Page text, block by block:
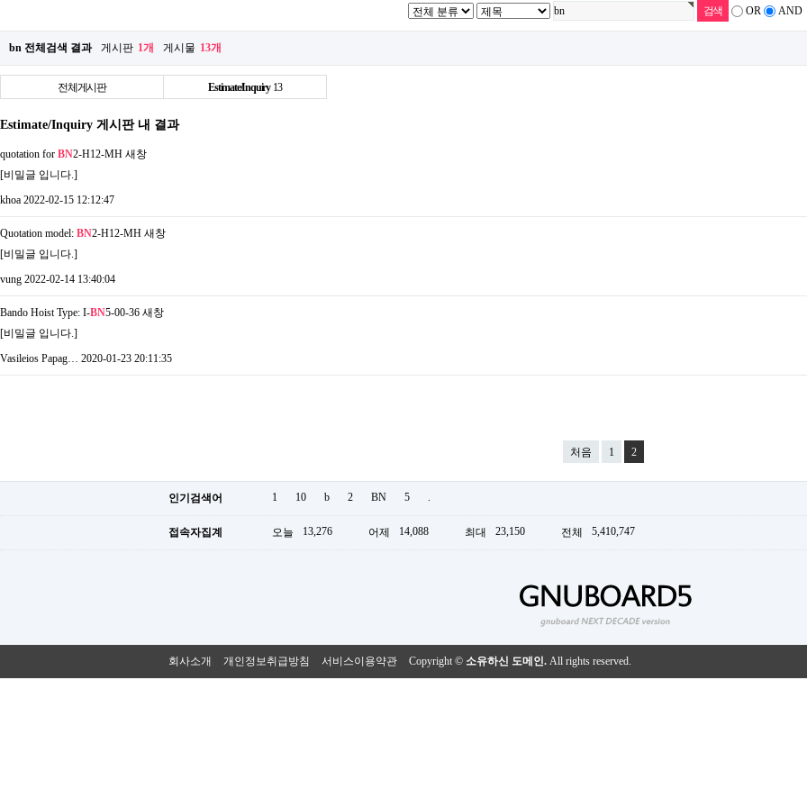
OR AND
bn 전체검색 결과 게시판 1개 게시물 13개
전체게시판 Estimate/Inquiry 13
Estimate/Inquiry 게시판 내 결과
quotation for BN2-H12-MH 새창
[비밀글 입니다.]
khoa 2022-02-15 12:12:47
Quotation model: BN2-H12-MH 새창
[비밀글 입니다.]
vung 2022-02-14 13:40:04
Bando Hoist Type: I-BN5-00-36 새창
[비밀글 입니다.]
Vasileios Papag… 2020-01-23 20:11:35
처음 1 2
인기검색어 1 10 b 2 BN 5 .
접속자집계 오늘 13,276 어제 14,088 최대 23,150 전체 5,410,747
회사소개 개인정보취급방침 서비스이용약관 Copyright © 소유하신 도메인. All rights reserved.